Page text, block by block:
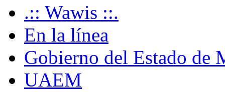
.:: Wawis ::.
En la línea
Gobierno del Estado de
UAEM